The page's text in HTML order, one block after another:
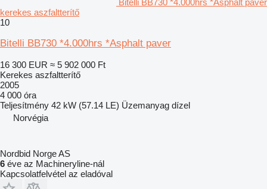
kerekes aszfaltterítő
10
Bitelli BB730 *4.000hrs *Asphalt paver
16 300 EUR ≈ 5 902 000 Ft
Kerekes aszfaltterítő
2005
4 000 óra
Teljesítmény 42 kW (57.14 LE) Üzemanyag dízel
Norvégia
Nordbid Norge AS
6 éve az Machineryline-nál
Kapcsolatfelvétel az eladóval